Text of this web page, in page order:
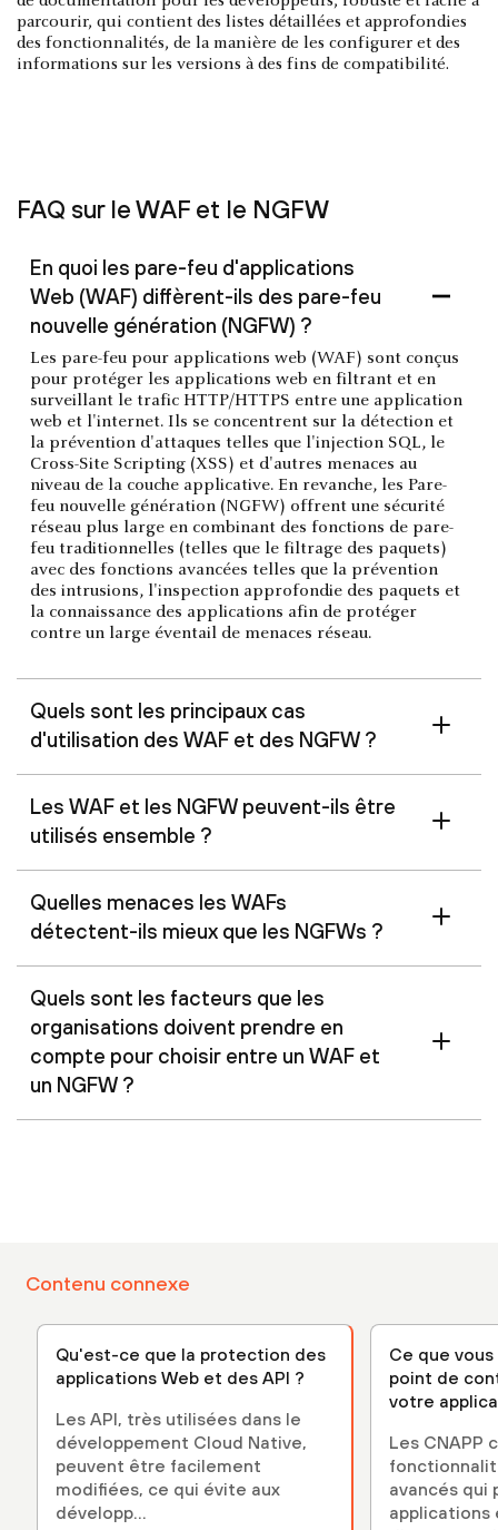
parcourir, qui contient des listes détaillées et approfondies
des fonctionnalités, de la manière de les configurer et des
informations sur les versions à des fins de compatibilité.
FAQ sur le WAF et le NGFW
En quoi les pare-feu d'applications
Web (WAF) diffèrent-ils des pare-feu
nouvelle génération (NGFW) ?
Les pare-feu pour applications web (WAF) sont conçus
pour protéger les applications web en filtrant et en
surveillant le trafic HTTP/HTTPS entre une application
web et l'internet. Ils se concentrent sur la détection et
la prévention d'attaques telles que l'injection SQL, le
Cross-Site Scripting (XSS) et d'autres menaces au
niveau de la couche applicative. En revanche, les Pare-
feu nouvelle génération (NGFW) offrent une sécurité
réseau plus large en combinant des fonctions de pare-
feu traditionnelles (telles que le filtrage des paquets)
avec des fonctions avancées telles que la prévention
des intrusions, l'inspection approfondie des paquets et
la connaissance des applications afin de protéger
contre un large éventail de menaces réseau.
Quels sont les principaux cas
d'utilisation des WAF et des NGFW ?
Les WAF et les NGFW peuvent-ils être
utilisés ensemble ?
Quelles menaces les WAFs
détectent-ils mieux que les NGFWs ?
Quels sont les facteurs que les
organisations doivent prendre en
compte pour choisir entre un WAF et
un NGFW ?
Contenu connexe
Qu'est-ce que la protection des
applications Web et des API ?
Les API, très utilisées dans le
développement Cloud Native,
peuvent être facilement
modifiées, ce qui évite aux
développ...
Ce que
point de
votre
Les CNAPP
avancés qui
applications